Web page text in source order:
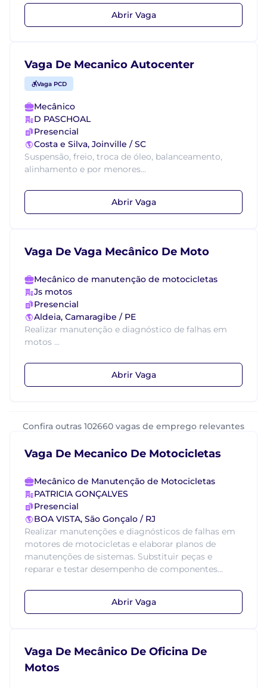
Abrir Vaga
Vaga De Mecanico Autocenter
Vaga PCD
Mecânico
D PASCHOAL
Presencial
Costa e Silva, Joinville / SC
Suspensão, freio, troca de óleo, balanceamento,
alinhamento e por menores...
Abrir Vaga
Vaga De Vaga Mecânico De Moto
Mecânico de manutenção de motocicletas
Js motos
Presencial
Aldeia, Camaragibe / PE
Realizar manutenção e diagnóstico de falhas em
motos ...
Abrir Vaga
Confira outras 102660 vagas de emprego relevantes
Vaga De Mecanico De Motocicletas
Mecânico de Manutenção de Motocicletas
PATRICIA GONÇALVES
Presencial
BOA VISTA, São Gonçalo / RJ
Realizar manutenções e diagnósticos de falhas em
motores de motocicletas e elaborar planos de
manutenções de sistemas. Substituir peças e
reparar e testar desempenho de componentes...
Abrir Vaga
Vaga De Mecânico De Oficina De
Motos